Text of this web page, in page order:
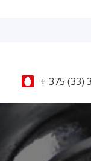
+ 375 (33)